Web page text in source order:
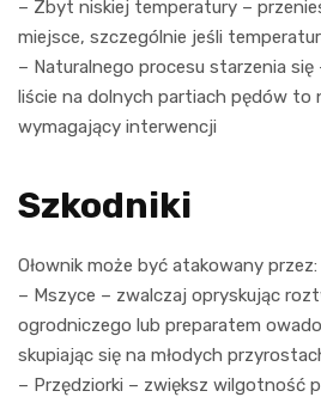
– Zbyt niskiej temperatury –
miejsce, szczególnie jeśli
– Naturalnego procesu starzenia się
liście na dolnych partiach pędów to
wymagający interwencji
Szkodniki
Ołownik może być atakowany przez:
– Mszyce – zwalczaj opryskując
ogrodniczego lub preparatem
skupiając się na młodych
– Przędziorki – zwiększ wilgotność